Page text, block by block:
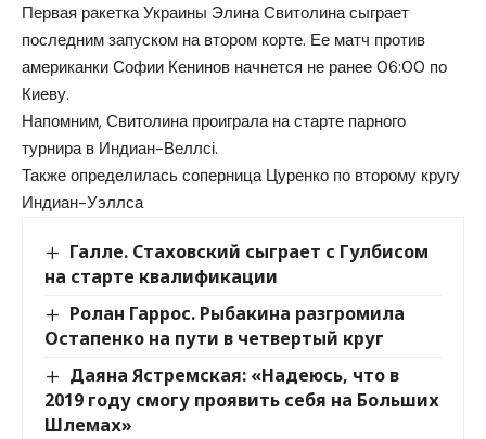
Первая ракетка Украины Элина Свитолина сыграет
последним запуском на втором корте. Ее матч против
американки Софии Кенинов начнется не ранее 06:00 по
Киеву.
Напомним, Свитолина проиграла на старте парного
турнира в Индиан-Веллсі.
Также определилась соперница Цуренко по второму кругу
Индиан-Уэллса
Галле. Стаховский сыграет с Гулбисом
на старте квалификации
Ролан Гаррос. Рыбакина разгромила
Остапенко на пути в четвертый круг
Даяна Ястремская: «Надеюсь, что в
2019 году смогу проявить себя на Больших
Шлемах»